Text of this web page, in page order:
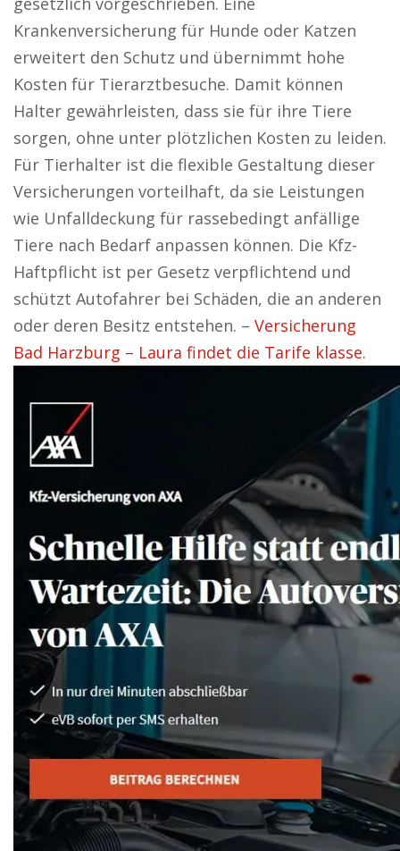
Krankenversicherung für Hunde oder Katzen
erweitert den Schutz und übernimmt hohe
Kosten für Tierarztbesuche. Damit können
Halter gewährleisten, dass sie für ihre Tiere
sorgen, ohne unter plötzlichen Kosten zu leiden.
Für Tierhalter ist die flexible Gestaltung dieser
Versicherungen vorteilhaft, da sie Leistungen
wie Unfalldeckung für rassebedingt anfällige
Tiere nach Bedarf anpassen können. Die Kfz-
Haftpflicht ist per Gesetz verpflichtend und
schützt Autofahrer bei Schäden, die an anderen
oder deren Besitz entstehen. – Versicherung
Bad Harzburg – Laura findet die Tarife klasse.